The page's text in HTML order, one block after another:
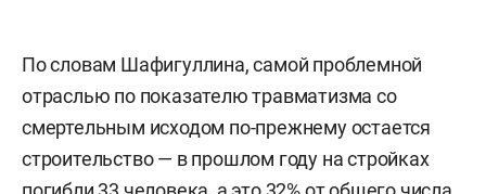
По словам Шафигуллина, самой проблемной
отраслью по показателю травматизма со
смертельным исходом по-прежнему остается
строительство — в прошлом году на стройках